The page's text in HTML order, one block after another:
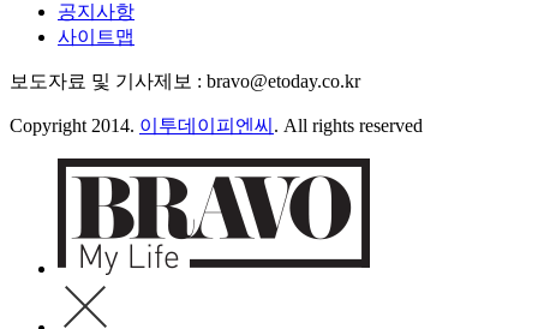
공지사항
사이트맵
보도자료 및 기사제보 : bravo@etoday.co.kr
Copyright 2014. 이투데이피엔씨 . All rights reserved